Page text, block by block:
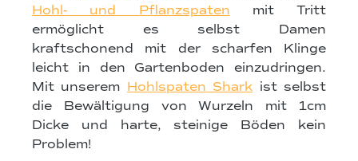
Hohl- und Pflanzspaten mit Tritt
ermöglicht es selbst Damen
kraftschonend mit der scharfen Klinge
leicht in den Gartenboden einzudringen.
Mit unserem Hohlspaten Shark ist selbst
die Bewältigung von Wurzeln mit 1cm
Dicke und harte, steinige Böden kein
Problem!